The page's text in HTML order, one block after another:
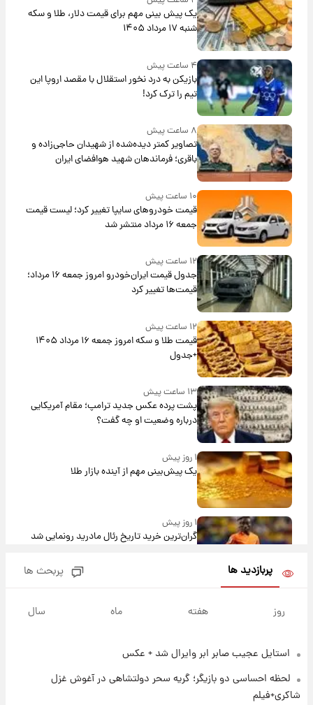
یک پیش ‌بینی مهم برای قیمت دلار، طلا و سکه
شنبه ۱۷ مرداد ۱۴۰۵
۴ ساعت پیش
بازیکن به درد نخور استقلال با مقصد اروپا این
تیم را ترک کرد!
۸ ساعت پیش
تصاویر کمتر دیده‌شده از شهیدان حاجی‌زاده و
باقری؛ فرماندهان شهید هوافضای ایران
۱۰ ساعت پیش
قیمت خودروهای سایپا تغییر کرد؛ لیست قیمت
جمعه ۱۶ مرداد منتشر شد
۱۲ ساعت پیش
جدول قیمت ایران‌خودرو امروز جمعه ۱۶ مرداد؛
قیمت‌ها تغییر کرد
۱۲ ساعت پیش
قیمت طلا و سکه امروز جمعه ۱۶ مرداد ۱۴۰۵
+جدول
۱۳ ساعت پیش
پشت پرده عکس جدید ترامپ؛ مقام آمریکایی
درباره وضعیت او چه گفت؟
۱ روز پیش
یک پیش‌بینی مهم از آینده بازار طلا
۱ روز پیش
گران‌ترین خرید تاریخ رئال مادرید رونمایی شد
روزها پربارش‌تر خواهند بود؟
۱ روز پیش
شد؛ تیکدری، محبی و سرگیف با اعداد ویژه
پربازدید ها پربحث ها
روز هفته ماه سال
استایل عجیب صابر ابر وایرال شد + عکس
لحظه احساسی دو بازیگر؛ گریه سحر دولتشاهی در آغوش غزل
شاکری+فیلم